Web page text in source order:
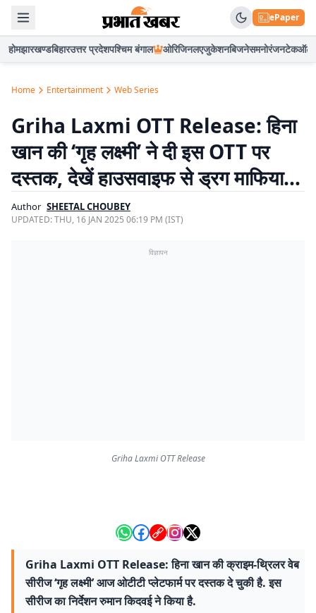
ePaper
होमझारखण्डबिहारउत्तर प्रदेशपश्चिम बंगाल ओरिजिनलएजुकेशनबिजनेसमनोरंजनटेकऑटो
Home Entertainment Web Series
Griha Laxmi OTT Release: हिना
खान की ‘गृह लक्ष्मी’ ने दी इस OTT पर
दस्तक, देखें हाउसवाइफ से ड्रग माफिया…
Author SHEETAL CHOUBEY
UPDATED:THU, 16 JAN 2025 06:19 PM (IST)
विज्ञापन
Griha Laxmi OTT Release
Griha Laxmi OTT Release: हिना खान की क्राइम-थ्रिलर वेब
सीरीज ‘गृह लक्ष्मी’ आज ओटीटी प्लेटफार्म पर दस्तक दे चुकी है. इस
सीरीज का निर्देशन रुमान किदवई ने किया है.